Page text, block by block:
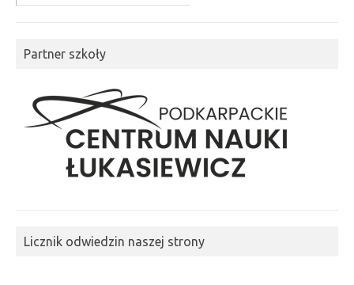
Partner szkoły
Licznik odwiedzin naszej strony